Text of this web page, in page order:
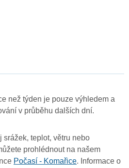
než týden je pouze výhledem a
v průběhu dalších dní.
srážek, teplot, větru nebo
prohlédnout na našem
Počasí - Komařice. Informace o